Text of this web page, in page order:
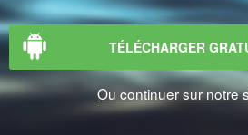
TÉLÉCHARGER
Ou continuer sur notre